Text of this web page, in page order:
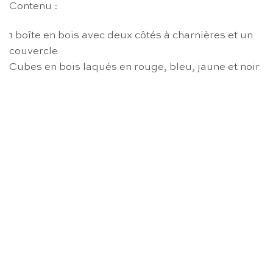
Contenu :
1 boîte en bois avec deux côtés à charnières et un
couvercle
Cubes en bois laqués en rouge, bleu, jaune et noir